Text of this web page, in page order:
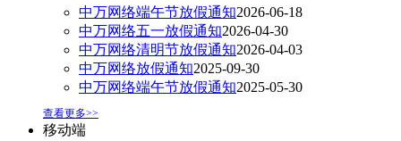
中万网络端午节放假通知2026-06-18
中万网络五一放假通知2026-04-30
中万网络清明节放假通知2026-04-03
中万网络放假通知2025-09-30
中万网络端午节放假通知2025-05-30
查看更多>>
移动端